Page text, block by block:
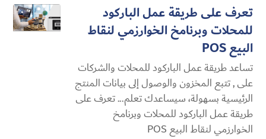
تعرف على طريقة عمل الباركود
للمحلات وبرنامخ الخوارزمي لنقاط
البيع POS
تساعد طريقة عمل الباركود للمحلات والشركات
على , تتبع المخزون والوصول إلى بيانات المنتج
الرئيسية بسهولة، سيساعدك تعلم... تعرف على
طريقة عمل الباركود للمحلات وبرنامخ
الخوارزمي لنقاط البيع POS